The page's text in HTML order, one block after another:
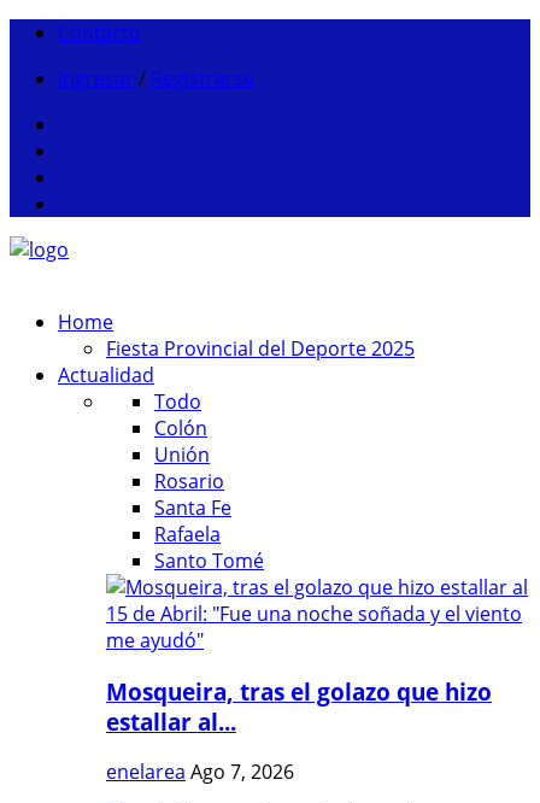
Contacto
Ingresar / Registrarse
Home
Fiesta Provincial del Deporte 2025
Actualidad
Todo
Colón
Unión
Rosario
Santa Fe
Rafaela
Santo Tomé
Mosqueira, tras el golazo que hizo
estallar al...
enelarea Ago 7, 2026